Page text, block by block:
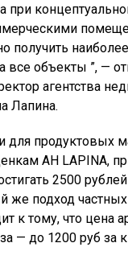
а при
получить
все объекты ”, —
агентства
Лапина.
для продуктовых
АН LAPINA,
2500 рублей
же подход
к тому, что цена
— до 1200 руб за